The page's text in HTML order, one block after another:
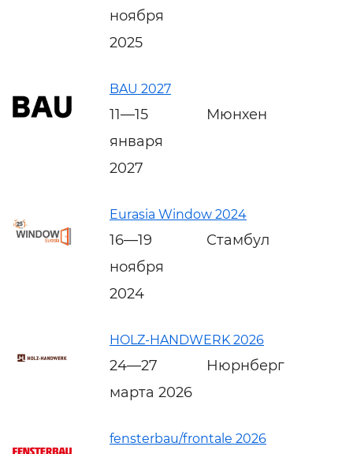
ноября
2025
BAU 2027
11—15
января
2027
Мюнхен
Eurasia Window 2024
16—19
ноября
2024
Стамбул
HOLZ-HANDWERK 2026
24—27
марта 2026
Нюрнберг
fensterbau/frontale 2026